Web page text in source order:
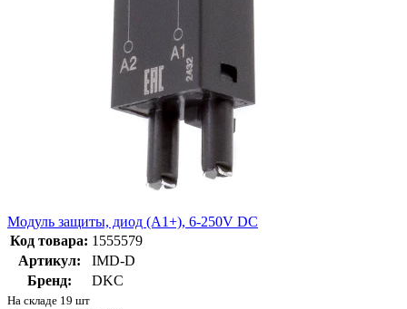
Модуль защиты, диод (A1+), 6-250V DC
Код товара: 1555579
Артикул:
IMD-D
Бренд:
DKC
На складе 19 шт